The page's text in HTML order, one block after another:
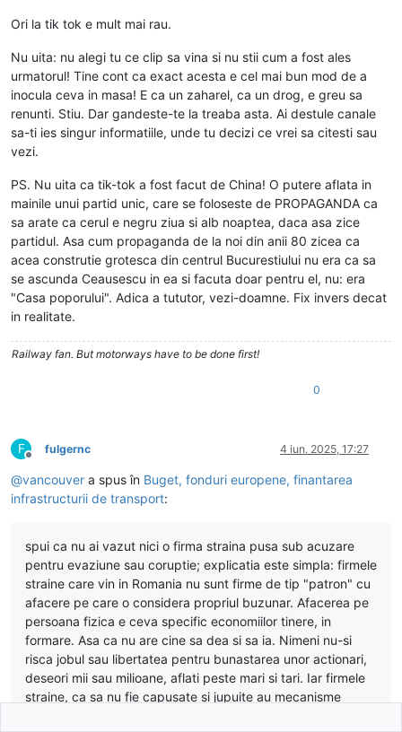
Ori la tik tok e mult mai rau.
Nu uita: nu alegi tu ce clip sa vina si nu stii cum a fost ales
urmatorul! Tine cont ca exact acesta e cel mai bun mod de a
inocula ceva in masa! E ca un zaharel, ca un drog, e greu sa
renunti. Stiu. Dar gandeste-te la treaba asta. Ai destule canale
sa-ti ies singur informatiile, unde tu decizi ce vrei sa citesti sau
vezi.
PS. Nu uita ca tik-tok a fost facut de China! O putere aflata in
mainile unui partid unic, care se foloseste de PROPAGANDA ca
sa arate ca cerul e negru ziua si alb noaptea, daca asa zice
partidul. Asa cum propaganda de la noi din anii 80 zicea ca
acea construtie grotesca din centrul Bucurestiului nu era ca sa
se ascunda Ceausescu in ea si facuta doar pentru el, nu: era
"Casa poporului". Adica a tututor, vezi-doamne. Fix invers decat
in realitate.
Railway fan. But motorways have to be done first!
0
F
Deconectat
fulgernc 4 iun. 2025, 17:27
@vancouver a spus în Buget, fonduri europene, finantarea
infrastructurii de transport:
spui ca nu ai vazut nici o firma straina pusa sub acuzare
pentru evaziune sau coruptie; explicatia este simpla: firmele
straine care vin in Romania nu sunt firme de tip "patron" cu
afacere pe care o considera propriul buzunar. Afacerea pe
persoana fizica e ceva specific economiilor tinere, in
formare. Asa ca nu are cine sa dea si sa ia. Nimeni nu-si
risca jobul sau libertatea pentru bunastarea unor actionari,
deseori mii sau milioane, aflati peste mari si tari. Iar firmele
straine, ca sa nu fie capusate si jupuite au mecanisme